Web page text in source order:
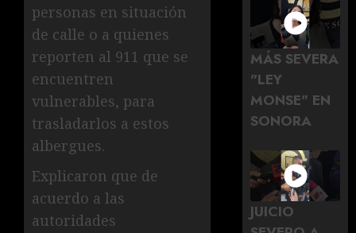
personas en situación
de calle o a quienes
reporten al 911 que se
encuentren
vulnerables, para
trasladarlos a estos
albergues.
Explicaron que de
acuerdo a las
autoridades
MÁS SEVERA
"LEY
MONSE" EN
SONORA
JUICIO